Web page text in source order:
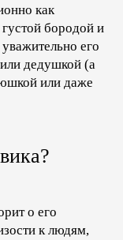
как
бородой и
его
дедушкой (а
или даже
о его
к людям,